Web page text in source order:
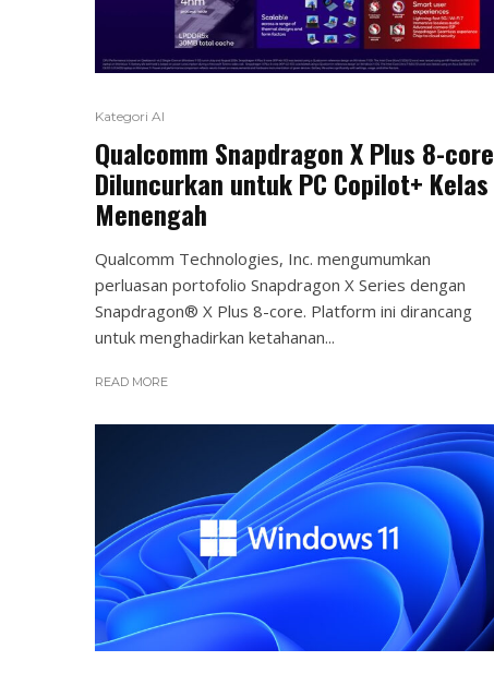
Kategori AI
Qualcomm Snapdragon X Plus 8-core
Diluncurkan untuk PC Copilot+ Kelas
Menengah
Qualcomm Technologies, Inc. mengumumkan
perluasan portofolio Snapdragon X Series dengan
Snapdragon® X Plus 8-core. Platform ini dirancang
untuk menghadirkan ketahanan...
READ MORE